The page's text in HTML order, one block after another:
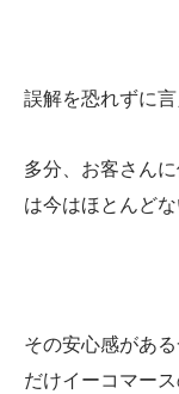
誤解を恐れずに
多分、お客さん
は今はほとんどな
その安心感があ
だけイーコマー